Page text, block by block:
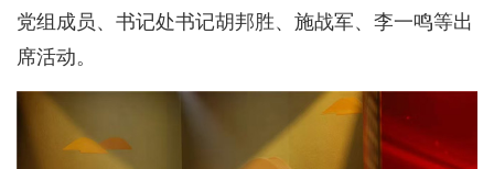
党组成员、书记处书记胡邦胜、施战军、李一鸣等出
席活动。